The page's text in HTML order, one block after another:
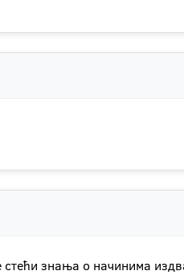
стећи знања о начинима